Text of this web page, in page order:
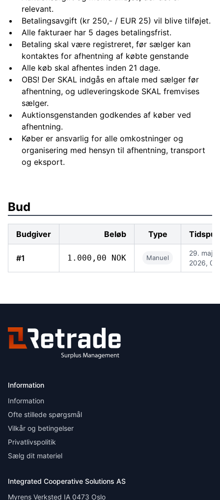
relevant.
Betalingsavgift (kr 250,- / EUR 25) vil blive tilføjet.
Alle fakturaer har 5 dages betalingsfrist.
Betaling skal være registreret, før sælger kan
kontaktes for afhentning af købte genstande
Alle køb skal afhentes inden 21 dage.
OBS! Der SKAL indgås en aftale med sælger før
afhentning, og udleveringskode SKAL fremvises
sælger.
Auktionsgenstanden godkendes af køber ved
afhentning.
Køber er ansvarlig for alle omkostninger og
organisering med hensyn til afhentning, transport
og eksport.
Bud
Budgiver Beløb Type
#1 1.000,00 NOK Manuel
29. maj
2026,
Information
Information
Ofte stillede spørgsmål
Vilkår og betingelser
Privatlivspolitik
Sælg dit materiel
Integrated Cooperative Solutions AS
Myrens Verksted IA 0473 Oslo